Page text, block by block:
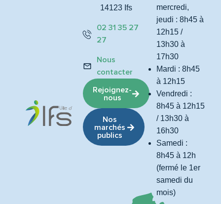
14123 Ifs
02 31 35 27
27
Nous
contacter
Rejoignez-
nous
Nos
marchés
publics
mercredi,
jeudi : 8h45 à
12h15 /
13h30 à
17h30
Mardi : 8h45
à 12h15
Vendredi :
8h45 à 12h15
/ 13h30 à
16h30
Samedi :
8h45 à 12h
(fermé le 1er
samedi du
mois)